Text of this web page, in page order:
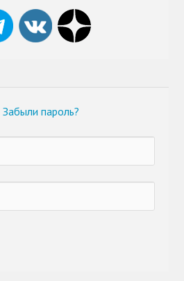
Забыли пароль?